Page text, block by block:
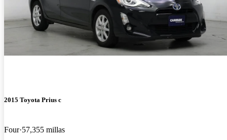
2015 Toyota Prius c
Four 57,355 millas